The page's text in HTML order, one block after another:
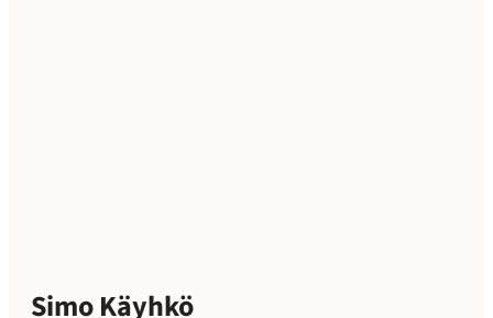
Simo Käyhkö